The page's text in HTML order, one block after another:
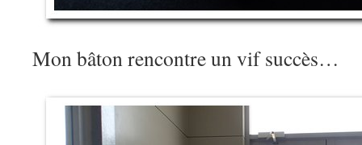
Mon bâton rencontre un vif succès…